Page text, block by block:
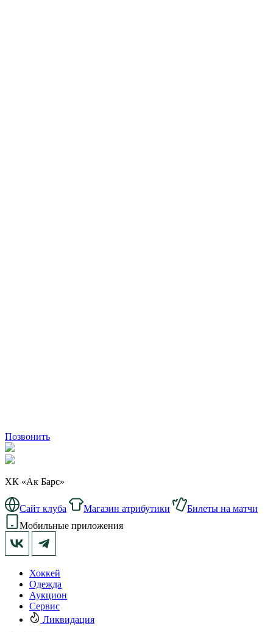
Позвонить
ХК «Ак Барс»
Сайт клуба Магазин атрибутики
Билеты на матчи
Мобильные приложения
Хоккей
Одежда
Аукцион
Сервис
Ликвидация